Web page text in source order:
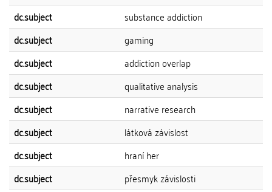
dc.subject
substance addiction
dc.subject
gaming
dc.subject
addiction overlap
dc.subject
qualitative analysis
dc.subject
narrative research
dc.subject
látková závislost
dc.subject
hraní her
dc.subject
přesmyk závislosti